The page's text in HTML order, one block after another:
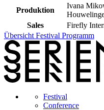
Produktion
Ivana
Sales
Firefly
Übersicht Festival Programm
Festival
Conference